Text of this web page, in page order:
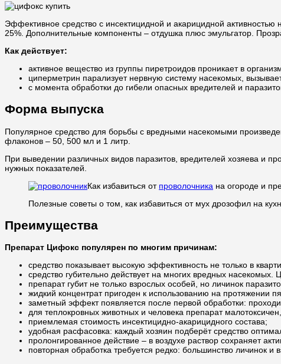
Эффективное средство с инсектицидной и акарицидной
25%. Дополнительные компоненты – отдушка плюс эмульгатор.
Как действует:
активное вещество из группы пиретроидов проникает в
циперметрин парализует нервную систему насекомых,
с момента обработки до гибели опасных вредителей и
Форма выпуска
Популярное средство для борьбы с вредными насекомыми
флаконов – 50, 500 мл и 1 литр.
При выведении различных видов паразитов, вредителей хозяева и
нужных показателей.
Как избавиться от проволочника на огороде и
Полезные советы о том, как избавиться от мух дрозофил на
Преимущества
Препарат Цифокс популярен по многим причинам:
средство показывает высокую эффективность не только в
средство губительно действует на многих вредных
препарат губит не только взрослых особей, но личинок
жидкий концентрат пригоден к использованию на протяжении
заметный эффект появляется после первой обработки:
для теплокровных животных и человека препарат
приемлемая стоимость инсектицидно-акарицидного состава;
удобная расфасовка: каждый хозяин подберёт средство
пролонгированное действие – в воздухе раствор сохраняет
повторная обработка требуется редко: большинство личинок